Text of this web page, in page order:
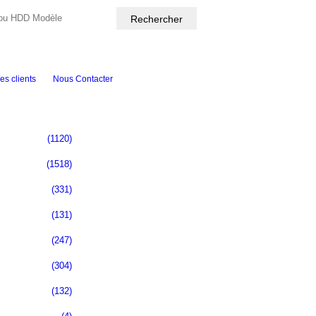
clients Nous Contacter
(1120)
(1518)
(331)
(131)
(247)
(304)
(132)